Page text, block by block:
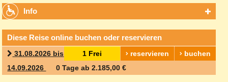
Info
Diese Reise online buchen oder reservieren
buchen
reservieren
1 Frei
31.08.2026 bis
14.09.2026
0 Tage ab 2.185,00 €